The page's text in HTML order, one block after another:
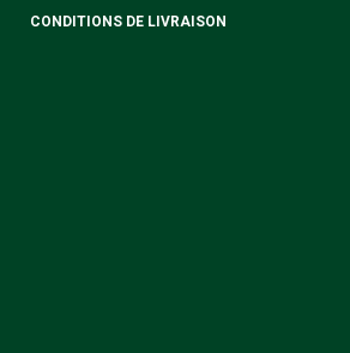
CONDITIONS DE LIVRAISON